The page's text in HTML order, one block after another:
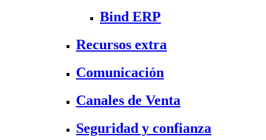
Bind ERP
Recursos extra
Comunicación
Canales de Venta
Seguridad y confianza